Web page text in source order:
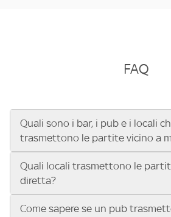
FAQ
Quali sono i bar, i pub e i locali
trasmettono le partite vicino a
Se cerchi un bar, pub, ristorante o
vedere le partite di Serie A ENILIVE, la
UEFA Champions League, la UEFA
Conference League, il Tennis, la
Quali locali trasmettono le
diretta?
Vuoi sapere quali bar, pub o
Come sapere se un pub